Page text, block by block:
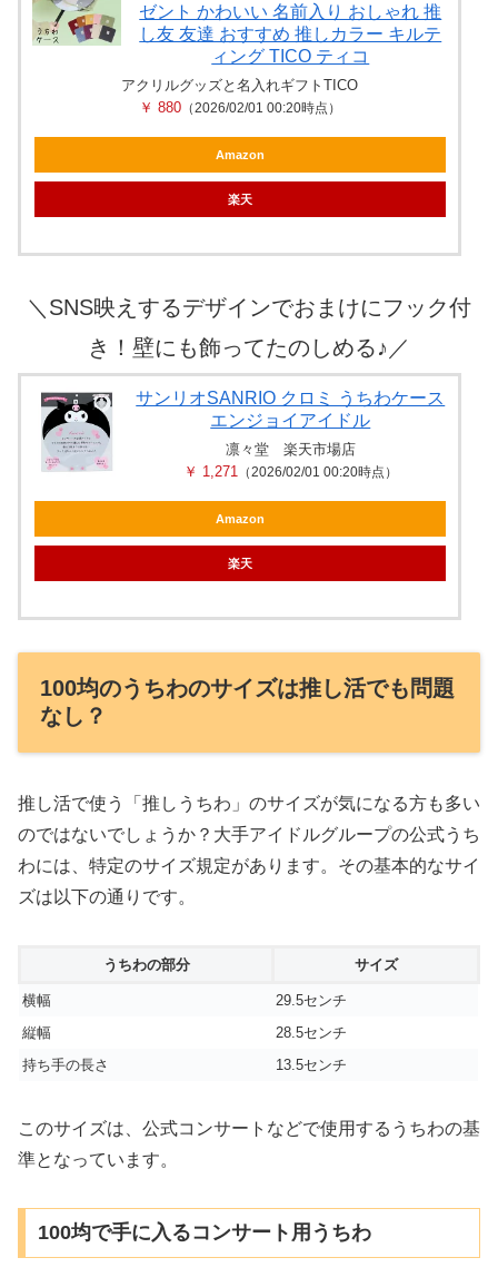
ゼント かわいい 名前入り おしゃれ 推
し友 友達 おすすめ 推しカラー キルテ
ィング TICO ティコ
アクリルグッズと名入れギフトTICO
￥ 880（2026/02/01 00:20時点）
Amazon
楽天
＼ SNS映えするデザインでおまけにフック付
き！壁にも飾ってたのしめる♪ ／
サンリオSANRIO クロミ うちわケース
エンジョイアイドル
凛々堂 楽天市場店
￥ 1,271
（2026/02/01 00:20時点）
Amazon
楽天
100均のうちわのサイズは推し活でも問題
なし？
推し活で使う「推しうちわ」のサイズが気になる方も多い
のではないでしょうか？大手アイドルグループの公式うち
わには、特定のサイズ規定があります。その基本的なサイ
ズは以下の通りです。
うちわの部分 サイズ
横幅
29.5センチ
縦幅
28.5センチ
持ち手の長さ
13.5センチ
このサイズは、公式コンサートなどで使用するうちわの基
準となっています。
100均で手に入るコンサート用うちわ